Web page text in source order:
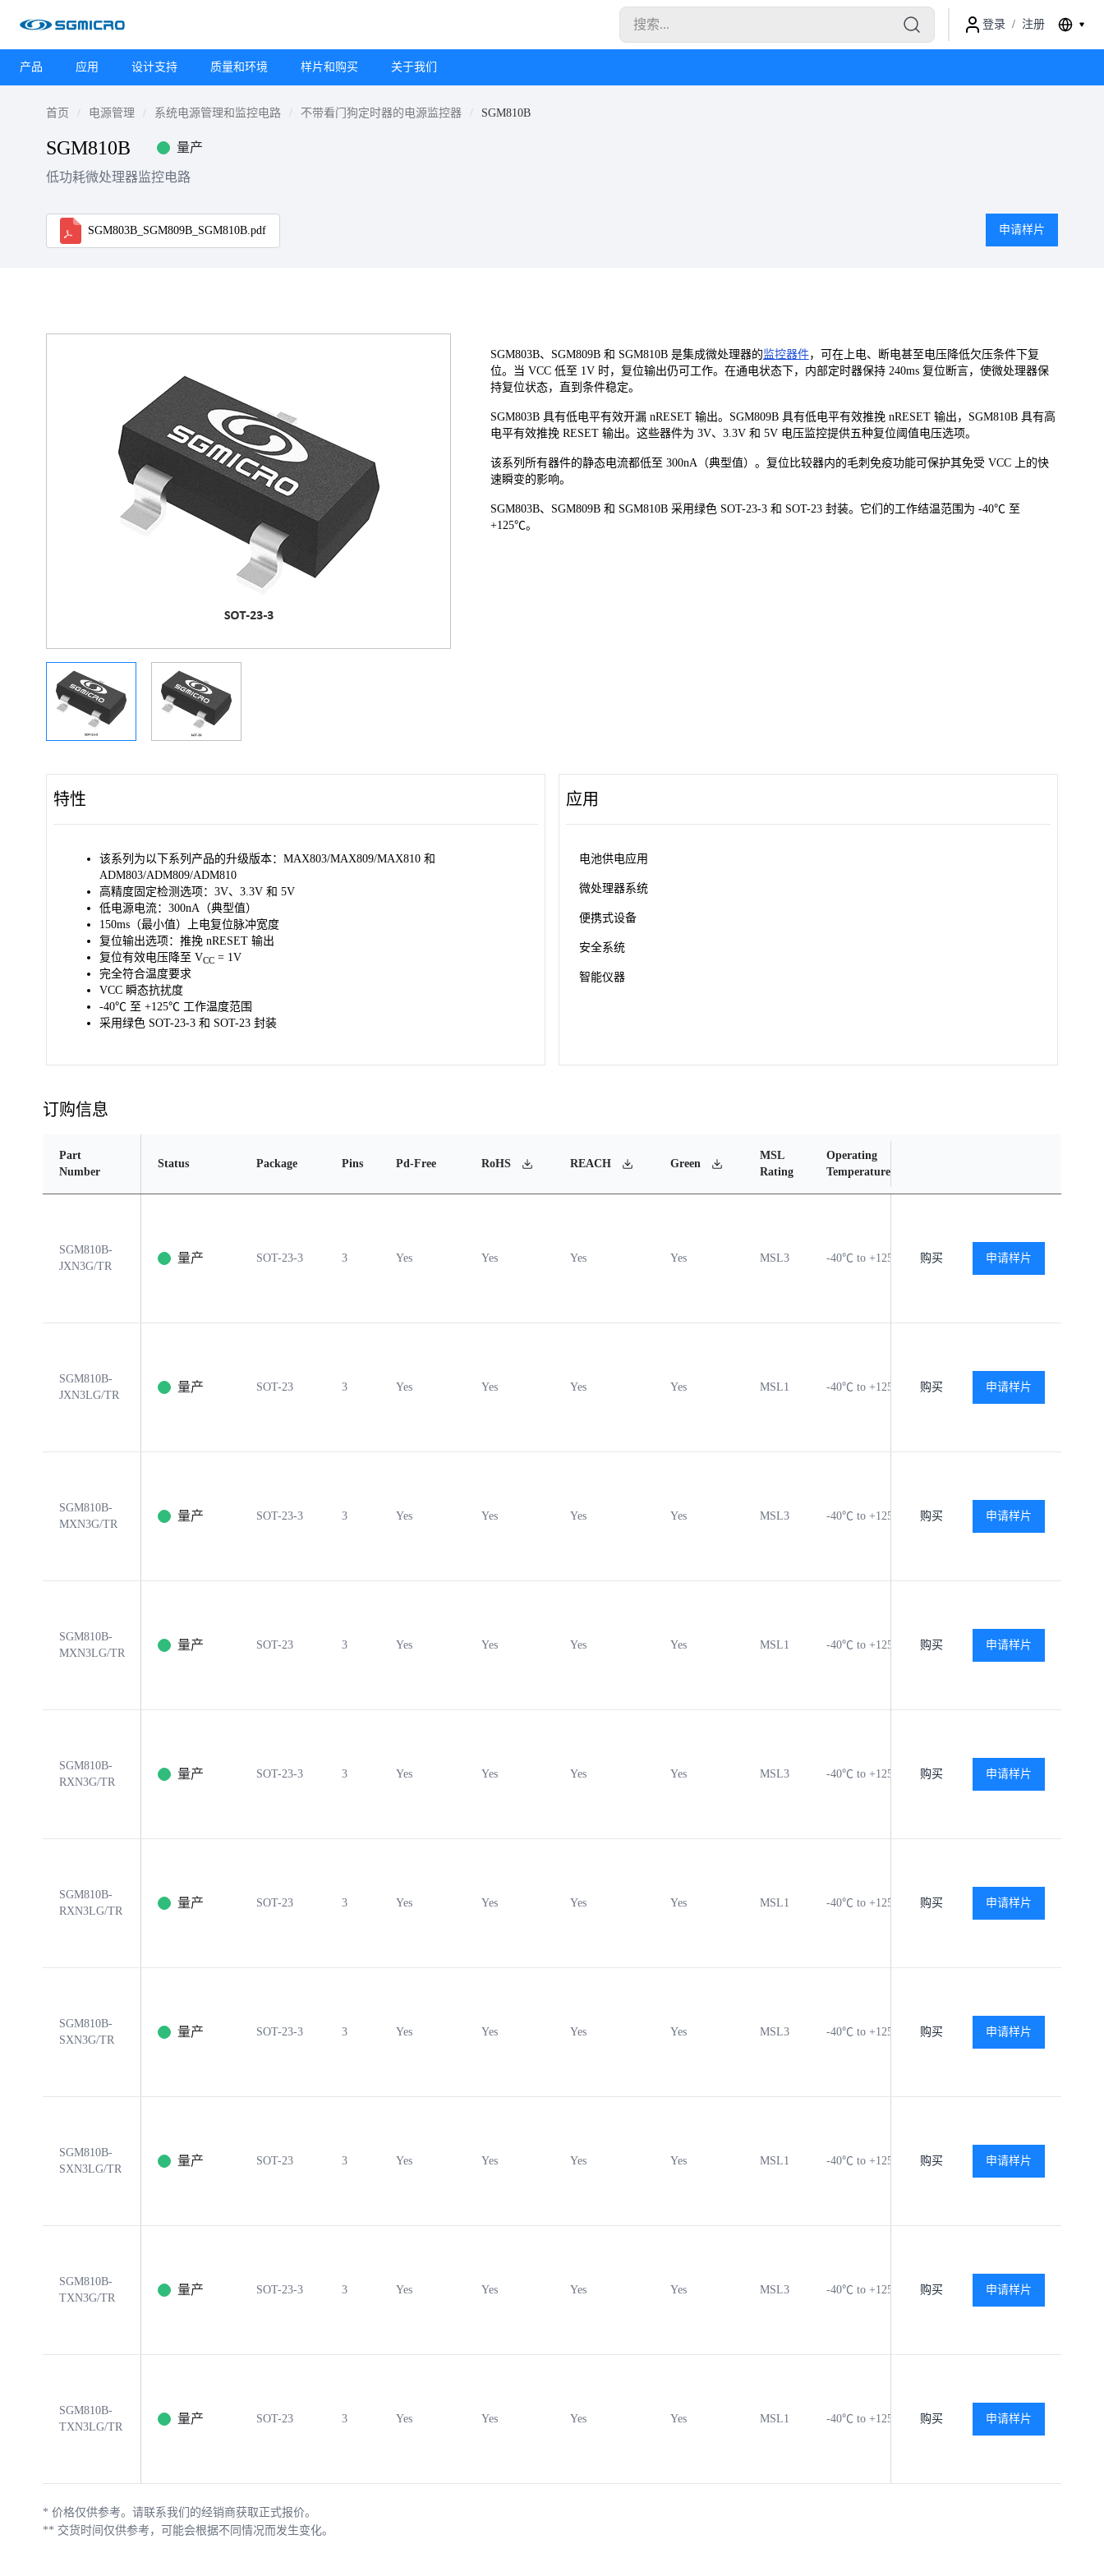
登录 / 注册
产品 应用 设计支持 质量和环境 样片和购买 关于我们
首页 电源管理 系统电源管理和监控电路 不带看门狗定时器的电源监控器 SGM810B
SGM810B 量产
低功耗微处理器监控电路
SGM803B_SGM809B_SGM810B.pdf 申请样片
SGM803B、SGM809B 和 SGM810B 是集成微处理器的监控器件，可在上电、断电甚至电压降低欠压条件下复
位。当 VCC 低至 1V 时，复位输出仍可工作。在通电状态下，内部定时器保持 240ms 复位断言，使微处理器保
持复位状态，直到条件稳定。
SGM803B 具有低电平有效开漏 nRESET 输出。SGM809B 具有低电平有效推挽 nRESET 输出，SGM810B 具有高
电平有效推挽 RESET 输出。这些器件为 3V、3.3V 和 5V 电压监控提供五种复位阈值电压选项。
该系列所有器件的静态电流都低至 300nA（典型值）。复位比较器内的毛刺免疫功能可保护其免受 VCC 上的快
速瞬变的影响。
SGM803B、SGM809B 和 SGM810B 采用绿色 SOT-23-3 和 SOT-23 封装。它们的工作结温范围为 -40℃ 至
+125℃。
特性
该系列为以下系列产品的升级版本：MAX803/MAX809/MAX810 和
ADM803/ADM809/ADM810
高精度固定检测选项：3V、3.3V 和 5V
低电源电流：300nA（典型值）
150ms（最小值）上电复位脉冲宽度
复位输出选项：推挽 nRESET 输出
复位有效电压降至 VCC = 1V
完全符合温度要求
VCC 瞬态抗扰度
-40℃ 至 +125℃ 工作温度范围
采用绿色 SOT-23-3 和 SOT-23 封装
应用
电池供电应用
微处理器系统
便携式设备
安全系统
智能仪器
订购信息
Part
Number
Status Package Pins Pd-Free RoHS REACH Green
MSL
Rating
Operating
Temperature Range
SGM810B-
JXN3G/TR
量产 SOT-23-3 3 Yes Yes Yes Yes MSL3 -40℃ to +125℃ 查看
购买 申请样片
SGM810B-
JXN3LG/TR
量产 SOT-23 3 Yes Yes Yes Yes MSL1 -40℃ to +125℃ 查看
购买 申请样片
SGM810B-
MXN3G/TR
量产 SOT-23-3 3 Yes Yes Yes Yes MSL3 -40℃ to +125℃ 查看
购买 申请样片
SGM810B-
MXN3LG/TR
量产 SOT-23 3 Yes Yes Yes Yes MSL1 -40℃ to +125℃ 查看
购买 申请样片
SGM810B-
RXN3G/TR
量产 SOT-23-3 3 Yes Yes Yes Yes MSL3 -40℃ to +125℃ 查看
购买 申请样片
SGM810B-
RXN3LG/TR
量产 SOT-23 3 Yes Yes Yes Yes MSL1 -40℃ to +125℃ 查看
购买 申请样片
SGM810B-
SXN3G/TR
量产 SOT-23-3 3 Yes Yes Yes Yes MSL3 -40℃ to +125℃ 查看
购买 申请样片
SGM810B-
SXN3LG/TR
量产 SOT-23 3 Yes Yes Yes Yes MSL1 -40℃ to +125℃ 查看
购买 申请样片
SGM810B-
TXN3G/TR
量产 SOT-23-3 3 Yes Yes Yes Yes MSL3 -40℃ to +125℃ 查看
购买 申请样片
SGM810B-
TXN3LG/TR
量产 SOT-23 3 Yes Yes Yes Yes MSL1 -40℃ to +125℃ 查看
购买 申请样片
* 价格仅供参考。请联系我们的经销商获取正式报价。
** 交货时间仅供参考，可能会根据不同情况而发生变化。